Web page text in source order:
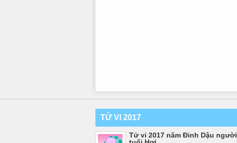
TỬ VI 2017
Tử vi 2017 năm Đinh Dậu người